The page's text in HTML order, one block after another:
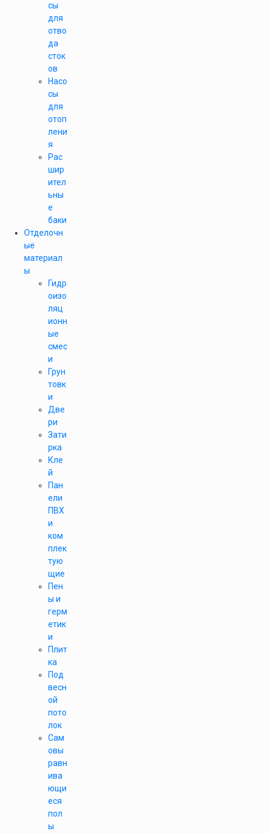
сы
для
отво
да
сток
ов
Насо
сы
для
отоп
лени
я
Рас
шир
ител
ьны
е
баки
Отделочн
ые
материал
ы
Гидр
оизо
ляц
ионн
ые
смес
и
Грун
товк
и
Две
ри
Зати
рка
Кле
й
Пан
ели
ПВХ
и
ком
плек
тую
щие
Пен
ы и
герм
етик
и
Плит
ка
Под
весн
ой
пото
лок
Сам
овы
равн
ива
ющи
еся
пол
ы